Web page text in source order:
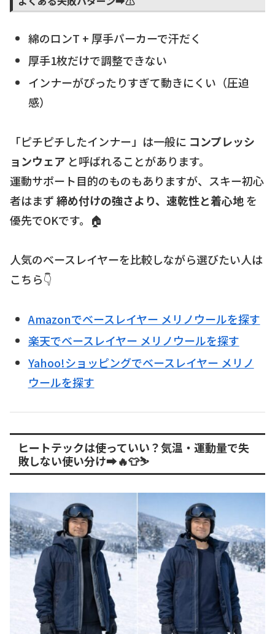
綿のロンT + 厚手パーカーで汗だく
厚手1枚だけで調整できない
インナーがぴったりすぎて動きにくい（圧迫
感）
「ピチピチしたインナー」は一般に コンプレッシ
ョンウェア と呼ばれることがあります。
運動サポート目的のものもありますが、スキー初心
者はまず締め付けの強さより、速乾性と着心地を
優先でOKです。🏠
人気のベースレイヤーを比較しながら選びたい人は
こちら👇
Amazonでベースレイヤー メリノウールを探す
楽天でベースレイヤー メリノウールを探す
Yahoo!ショッピングでベースレイヤー メリノ
ウールを探す
ヒートテックは使っていい？気温・運動量で失
敗しない使い分け➡️🔥👕⛷️